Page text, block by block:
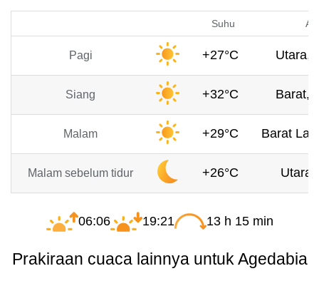
Suhu
Pagi +27°C Utara,
Siang +32°C Barat,
Malam +29°C Barat
Malam sebelum tidur +26°C Utara,
06:06 19:21 13 h 15 min
Prakiraan cuaca lainnya untuk Agedabia